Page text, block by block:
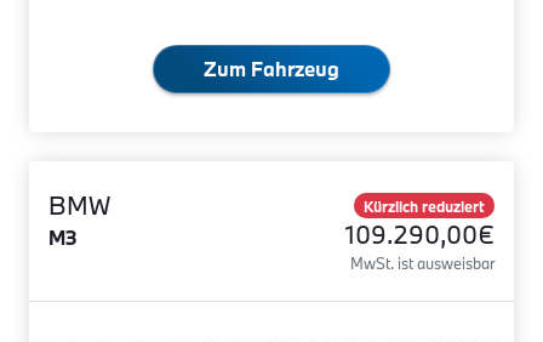
Zum Fahrzeug
BMW
M3
Kürzlich reduziert
109.290,00€
MwSt. ist ausweisbar